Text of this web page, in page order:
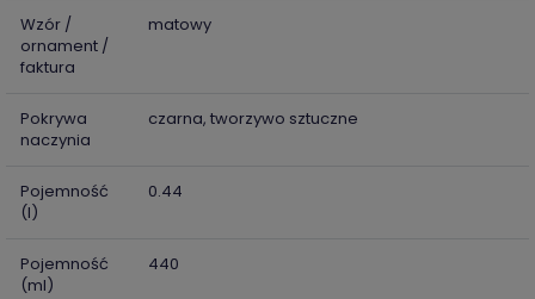
Wzór /
ornament /
faktura
matowy
Pokrywa
naczynia
czarna, tworzywo sztuczne
Pojemność
(l)
0.44
Pojemność
(ml)
440